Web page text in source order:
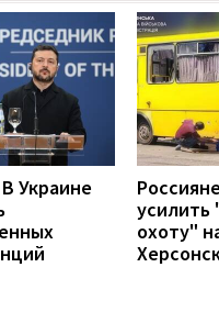
Украине
усилить
охоту"